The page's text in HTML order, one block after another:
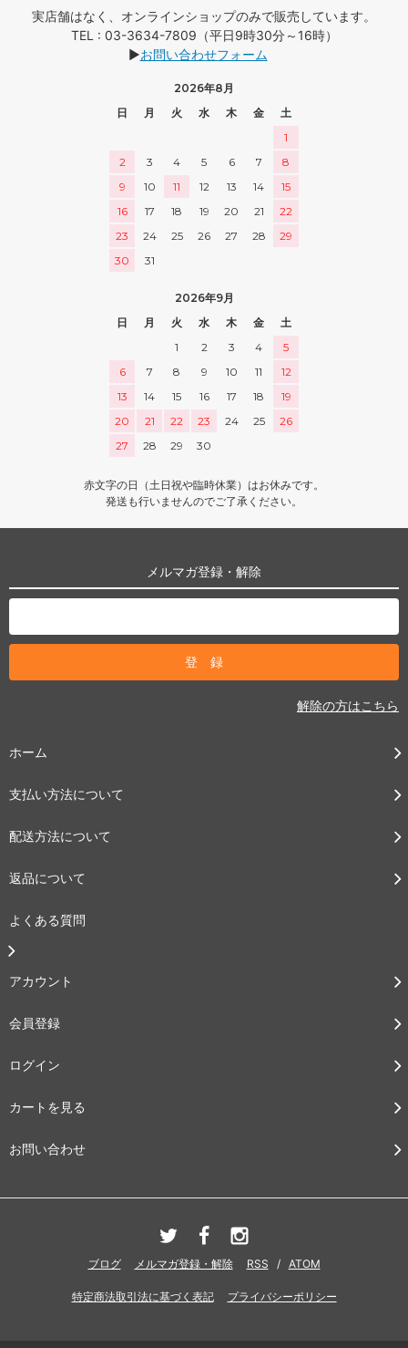
実店舗はなく、オンラインショップのみで販売しています。
TEL : 03-3634-7809（平日9時30分～16時）
▶お問い合わせフォーム
2026年8月
日
月 火 水 木 金
土
1
2
3 4 5 6 7
8
9
10 11 12 13 14
15
16
17 18 19 20 21
22
23
24 25 26 27 28
29
30
31
2026年9月
日
月 火 水 木 金
土
1
2 3 4
5
6
7 8 9 10 11
12
13
14 15 16 17 18
19
20
21 22 23 24 25
26
27
28 29 30
赤文字の日（土日祝や臨時休業）はお休みです。
発送も行いませんのでご了承ください。
メルマガ登録・解除
解除の方はこちら
ホーム
支払い方法について
配送方法について
返品について
よくある質問
アカウント
会員登録
ログイン
カートを見る
お問い合わせ
ブログ メルマガ登録・解除 RSS / ATOM
特定商法取引法に基づく表記 プライバシーポリシー